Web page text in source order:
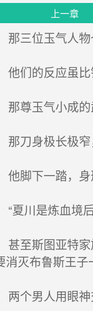
上一章
那三位玉气人物
他们的反应虽比
那尊玉气小成的
那刀身极长极窄
他脚下一踏，身
“夏川是炼血境
甚至斯图亚特家
消灭布鲁斯王子
两个男人用眼神